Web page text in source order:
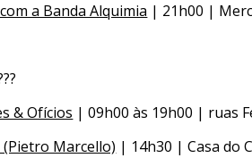
a Banda Alquimia | 21h00 |
& Ofícios | 09h00 às 19h00 | ruas
(Pietro Marcello) | 14h30 | Casa do